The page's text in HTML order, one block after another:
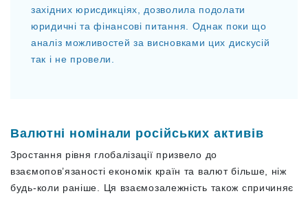
західних юрисдикціях, дозволила подолати
юридичні та фінансові питання. Однак поки що
аналіз можливостей за висновками цих дискусій
так і не провели.
Валютні номінали російських активів
Зростання рівня глобалізації призвело до
взаємопов’язаності економік країн та валют більше, ніж
будь-коли раніше. Ця взаємозалежність також спричиняє